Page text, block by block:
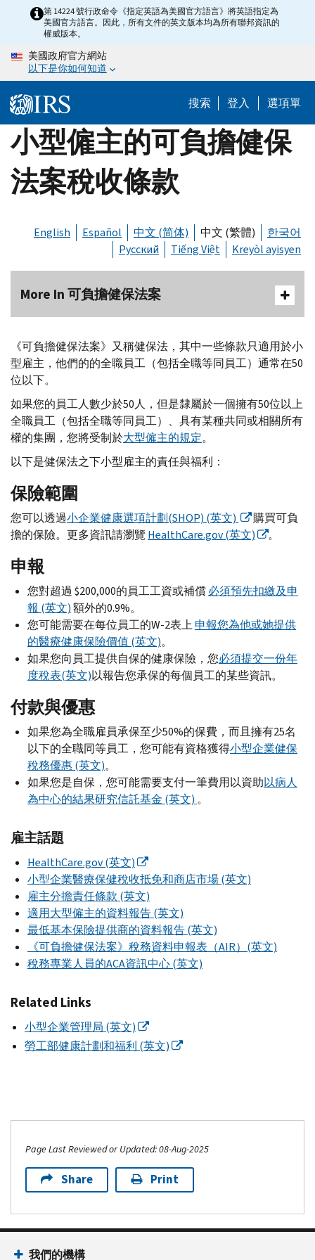
content
第 14224 號行政命令《指定英語為美國官方語言》將英語指定為
美國官方語言。因此，所有文件的英文版本均為所有聯邦資訊的
權威版本。
美國政府官方網站
以下是你如何知道
搜索 登入 選項單
小型僱主的可負擔健保
法案稅收條款
English Español 中文 (简体) 中文 (繁體)
한국어
Русский
Tiếng Việt Kreyòl ayisyen
More In 可負擔健保法案
《可負擔健保法案》又稱健保法，其中一些條款只適用於小
型雇主，他們的的全職員工（包括全職等同員工）通常在50
位以下。
如果您的員工人數少於50人，但是隸屬於一個擁有50位以上
全職員工（包括全職等同員工）、具有某種共同或相關所有
權的集團，您將受制於大型僱主的規定。
以下是健保法之下小型雇主的責任與福利：
保險範圍
您可以透過小企業健康選項計劃(SHOP) (英文)
購買可負
擔的保險。更多資訊請瀏覽 HealthCare.gov (英文) 。
申報
您對超過 $200,000的員工工資或補償必須預先扣繳及申
報 (英文)額外的0.9%。
您可能需要在每位員工的W-2表上申報您為他或她提供
的醫療健康保險價值 (英文)。
如果您向員工提供自保的健康保險，您必須提交一份年
度稅表(英文)以報告您承保的每個員工的某些資訊。
付款與優惠
如果您為全職雇員承保至少50%的保費，而且擁有25名
以下的全職同等員工，您可能有資格獲得小型企業健保
稅務優惠 (英文)。
如果您是自保，您可能需要支付一筆費用以資助以病人
為中心的結果研究信託基金 (英文) 。
雇主話題
HealthCare.gov(英文)
小型企業醫療保健稅收抵免和商店市場 (英文)
雇主分擔責任條款 (英文)
適用大型僱主的資料報告 (英文)
最低基本保險提供商的資料報告 (英文)
《可負擔健保法案》稅務資料申報表（AIR）(英文)
稅務專業人員的ACA資訊中心 (英文)
Related Links
小型企業管理局 (英文)
勞工部健康計劃和福利 (英文)
Page Last Reviewed or Updated: 08-Aug-2025
Share Print
我們的機構